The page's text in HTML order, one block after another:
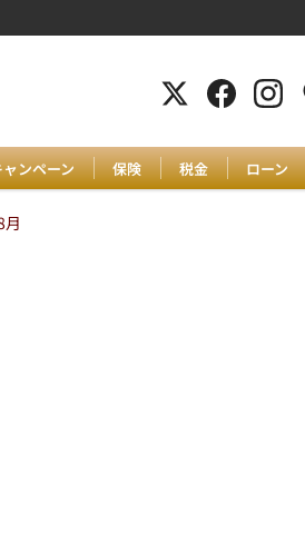
ンペーン 保険 税金 ローン